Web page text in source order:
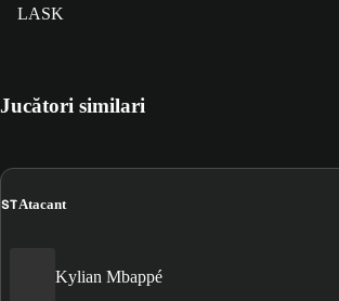
LASK
Jucători similari
STAtacant
Kylian Mbappé